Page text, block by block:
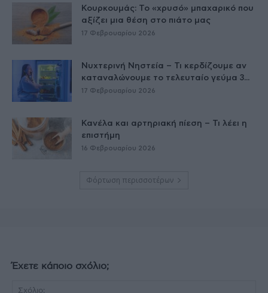
Κουρκουμάς: Το «χρυσό» μπαχαρικό που
αξίζει μια θέση στο πιάτο μας
17 Φεβρουαρίου 2026
Νυχτερινή Νηστεία – Τι κερδίζουμε αν
καταναλώνουμε το τελευταίο γεύμα 3...
17 Φεβρουαρίου 2026
Κανέλα και αρτηριακή πίεση – Τι λέει η
επιστήμη
16 Φεβρουαρίου 2026
Φόρτωση περισσοτέρων
Έχετε κάποιο σχόλιο;